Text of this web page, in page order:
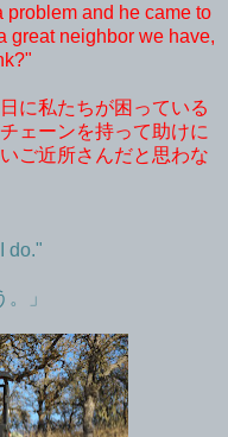
and he came to
great neighbor we have,
に私たちが困っている
ェーンを持って助けに
ご近所さんだと思わな
do."
」